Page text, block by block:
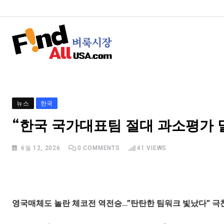
뉴스 한국
“한국 국가대표팀 절대 과소평가
6월 12, 2026 0 COMMENTS 41 VIEWS
영국매체도 놀란 체코전 역전승…”탄탄한 팀워크 빛났다” 극